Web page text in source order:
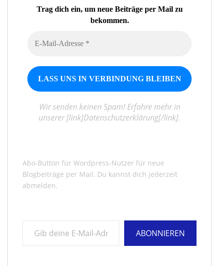
Trag dich ein, um neue Beiträge per Mail zu
bekommen.
Wir senden keinen Spam! Erfahre mehr in
unserer [link]Datenschutzerklärung[/link].
Abo-Button für Wordpress-Nutzer für neue
Blogbeiträge per Mail. Du kannst dich jederzeit
abmelden.
ABONNIEREN